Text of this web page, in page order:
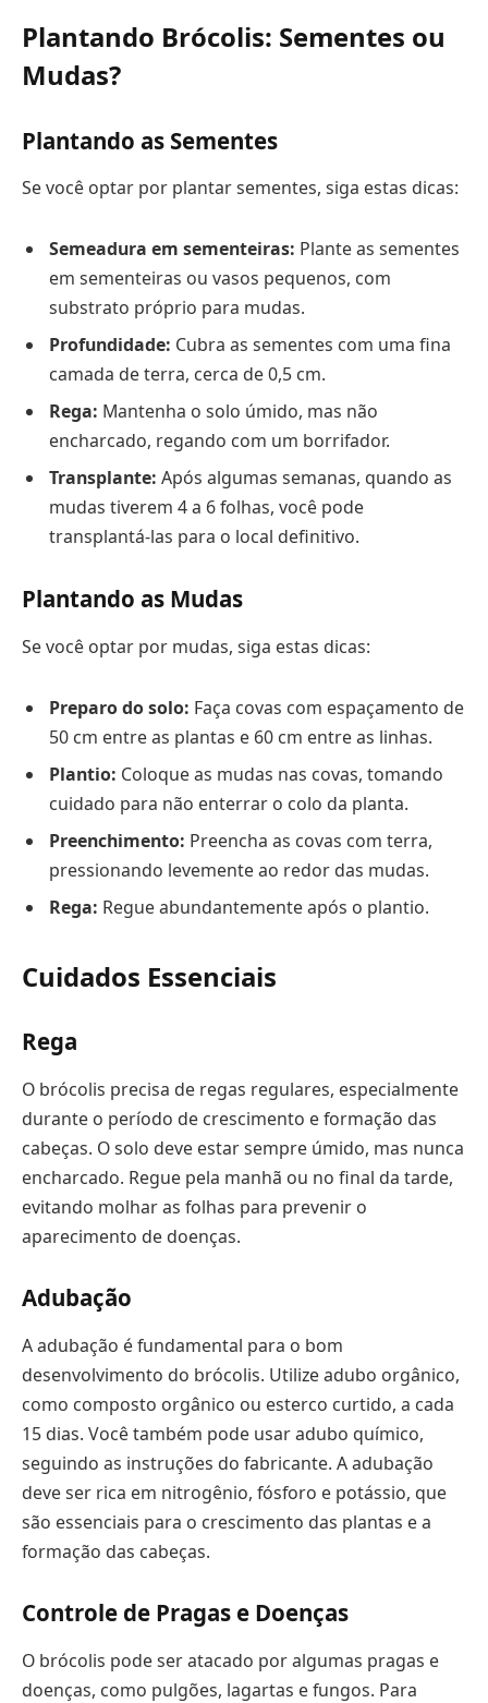
Plantando Brócolis: Sementes ou
Mudas?
Plantando as Sementes
Se você optar por plantar sementes, siga estas dicas:
Semeadura em sementeiras: Plante as sementes
em sementeiras ou vasos pequenos, com
substrato próprio para mudas.
Profundidade: Cubra as sementes com uma fina
camada de terra, cerca de 0,5 cm.
Rega: Mantenha o solo úmido, mas não
encharcado, regando com um borrifador.
Transplante: Após algumas semanas, quando as
mudas tiverem 4 a 6 folhas, você pode
transplantá-las para o local definitivo.
Plantando as Mudas
Se você optar por mudas, siga estas dicas:
Preparo do solo: Faça covas com espaçamento de
50 cm entre as plantas e 60 cm entre as linhas.
Plantio: Coloque as mudas nas covas, tomando
cuidado para não enterrar o colo da planta.
Preenchimento: Preencha as covas com terra,
pressionando levemente ao redor das mudas.
Rega: Regue abundantemente após o plantio.
Cuidados Essenciais
Rega
O brócolis precisa de regas regulares, especialmente
durante o período de crescimento e formação das
cabeças. O solo deve estar sempre úmido, mas nunca
encharcado. Regue pela manhã ou no final da tarde,
evitando molhar as folhas para prevenir o
aparecimento de doenças.
Adubação
A adubação é fundamental para o bom
desenvolvimento do brócolis. Utilize adubo orgânico,
como composto orgânico ou esterco curtido, a cada
15 dias. Você também pode usar adubo químico,
seguindo as instruções do fabricante. A adubação
deve ser rica em nitrogênio, fósforo e potássio, que
são essenciais para o crescimento das plantas e a
formação das cabeças.
Controle de Pragas e Doenças
O brócolis pode ser atacado por algumas pragas e
doenças, como pulgões, lagartas e fungos. Para